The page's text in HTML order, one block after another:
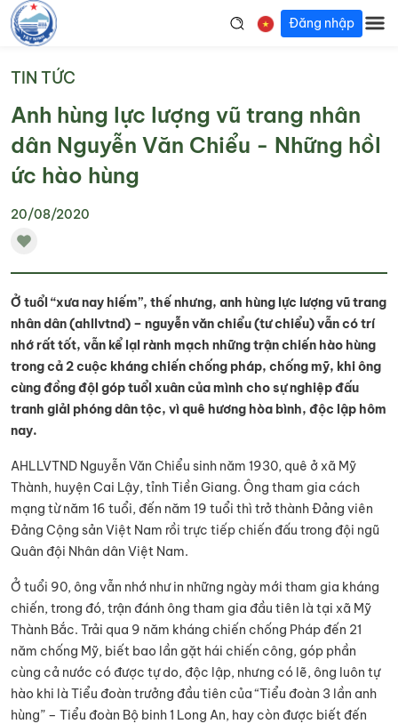
Đăng nhập
TIN TỨC
Anh hùng lực lượng vũ trang nhân
dân Nguyễn Văn Chiểu - Những hồI
ức hào hùng
20/08/2020
Ở tuổI “xưa nay hiếm”, thế nhưng, anh hùng lực lượng vũ trang
nhân dân (ahllvtnd) – nguyễn văn chiểu (tư chiểu) vẫn có trí
nhớ rất tốt, vẫn kể lạI rành mạch những trận chiến hào hùng
trong cả 2 cuộc kháng chiến chống pháp, chống mỹ, khi ông
cùng đồng độI góp tuổI xuân của mình cho sự nghiệp đấu
tranh giảI phóng dân tộc, vì quê hương hòa bình, độc lập hôm
nay.
AHLLVTND Nguyễn Văn Chiểu sinh năm 1930, quê ở xã Mỹ
Thành, huyện Cai Lậy, tỉnh Tiền Giang. Ông tham gia cách
mạng từ năm 16 tuổi, đến năm 19 tuổi thì trở thành Đảng viên
Đảng Cộng sản Việt Nam rồi trực tiếp chiến đấu trong đội ngũ
Quân đội Nhân dân Việt Nam.
Ở tuổi 90, ông vẫn nhớ như in những ngày mới tham gia kháng
chiến, trong đó, trận đánh ông tham gia đầu tiên là tại xã Mỹ
Thành Bắc. Trải qua 9 năm kháng chiến chống Pháp đến 21
năm chống Mỹ, biết bao lần gặt hái chiến công, góp phần
cùng cả nước có được tự do, độc lập, nhưng có lẽ, ông luôn tự
hào khi là Tiểu đoàn trưởng đầu tiên của “Tiểu đoàn 3 lần anh
hùng” – Tiểu đoàn Bộ binh 1 Long An, hay còn được biết đến